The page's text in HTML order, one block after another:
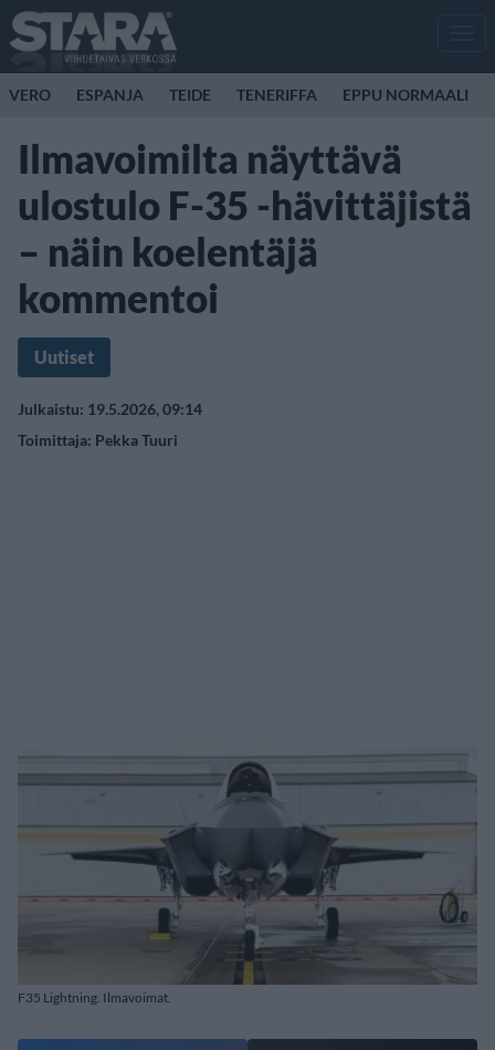
VERO ESPANJA TEIDE TENERIFFA EPPU NORMAALI
Ilmavoimilta näyttävä
ulostulo F-35 -hävittäjistä
– näin koelentäjä
kommentoi
Uutiset
Julkaistu: 19.5.2026, 09:14
Toimittaja: Pekka Tuuri
F35 Lightning. Ilmavoimat.